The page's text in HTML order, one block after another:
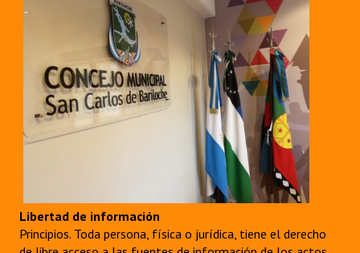
Libertad de información
Principios. Toda persona, física o jurídica, tiene el derecho